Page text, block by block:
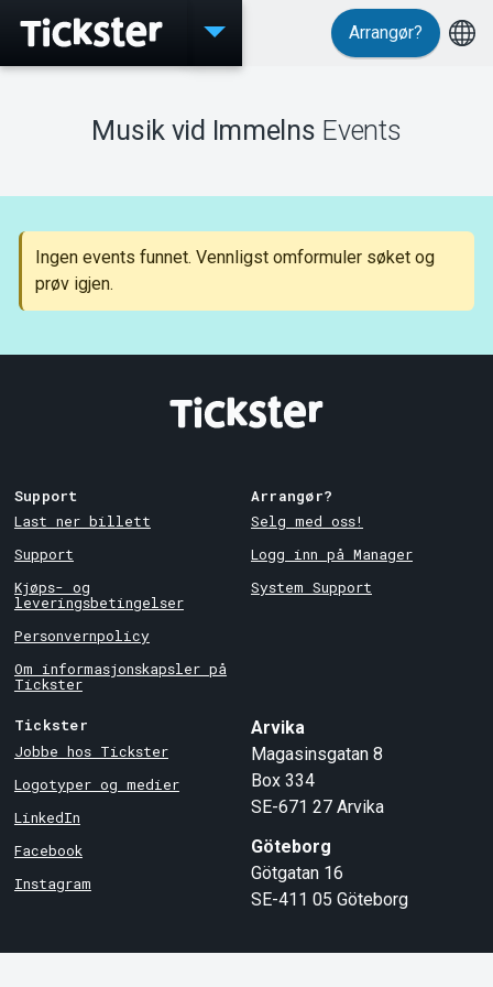
Events
Support
Om Tickster
Arrangør?
Musik vid Immelns Events
Ingen events funnet. Vennligst omformuler søket og
prøv igjen.
Support
Last ner billett
Support
Kjøps- og
leveringsbetingelser
Personvernpolicy
Om informasjonskapsler på
Tickster
Arrangør?
Selg med oss!
Logg inn på Manager
System Support
Tickster
Jobbe hos Tickster
Logotyper og medier
LinkedIn
Facebook
Instagram
Arvika
Magasinsgatan 8
Box 334
SE-671 27 Arvika
Göteborg
Götgatan 16
SE-411 05 Göteborg